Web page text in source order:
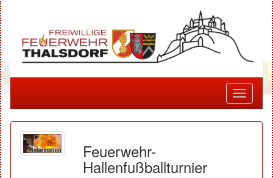
Toggle
Feuerwehr-
Hallenfußballturnier